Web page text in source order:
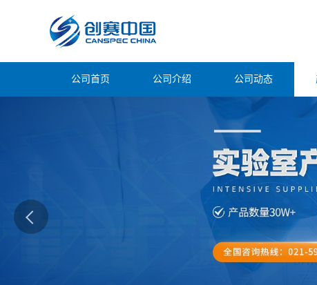
公司首页 公司介绍 公司动态